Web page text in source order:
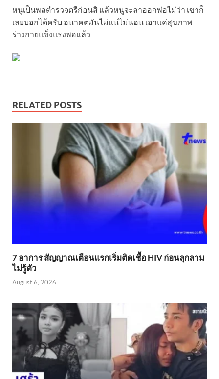
หนูเป็นพลตำรวจตรีก่อนสิ แล้วหนูจะลาออกพ่อไม่ว่า เขาก็
เลยบอกได้ครับ อนาคตมันไม่แน่ไม่นอน เอาแค่สุขภาพ
ร่างกายแข็งแรงพอแล้ว
RELATED POSTS
7 อาการ สัญญาณเตือนแรกเริ่มติดเชื้อ HIV ก่อนลุกลาม
ไม่รู้ตัว
August 6, 2026